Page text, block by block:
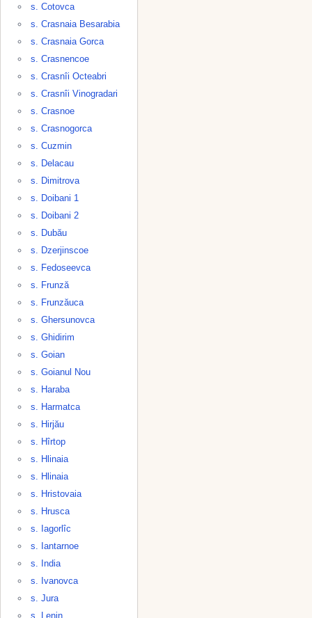
s. Cotovca
s. Crasnaia Besarabia
s. Crasnaia Gorca
s. Crasnencoe
s. Crasnîi Octeabri
s. Crasnîi Vinogradari
s. Crasnoe
s. Crasnogorca
s. Cuzmin
s. Delacau
s. Dimitrova
s. Doibani 1
s. Doibani 2
s. Dubău
s. Dzerjinscoe
s. Fedoseevca
s. Frunză
s. Frunzăuca
s. Ghersunovca
s. Ghidirim
s. Goian
s. Goianul Nou
s. Haraba
s. Harmatca
s. Hirjău
s. Hîrtop
s. Hlinaia
s. Hlinaia
s. Hristovaia
s. Hrusca
s. Iagorlîc
s. Iantarnoe
s. India
s. Ivanovca
s. Jura
s. Lenin